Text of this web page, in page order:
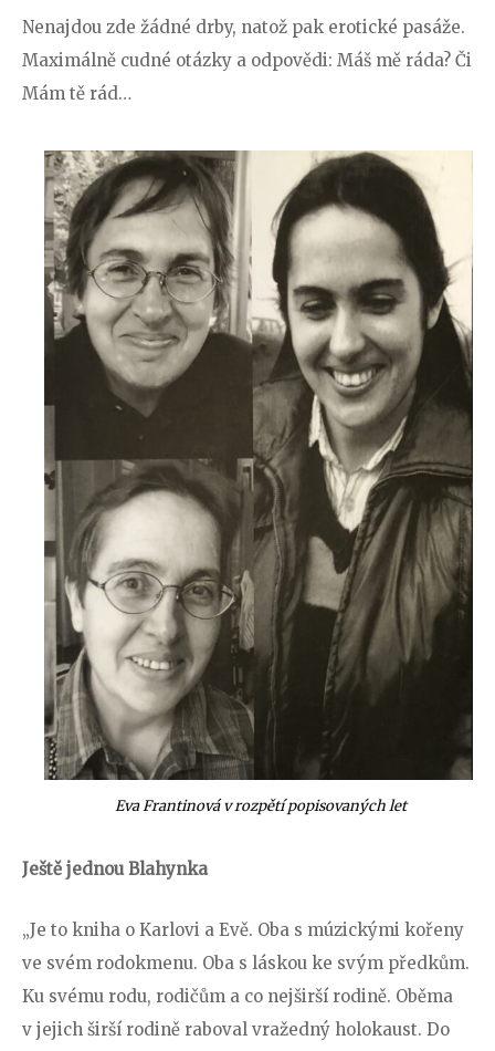
Nenajdou zde žádné drby, natož pak erotické pasáže.
Maximálně cudné otázky a odpovědi: Máš mě ráda? Či
Mám tě rád…
Eva Frantinová v rozpětí popisovaných let
Ještě jednou Blahynka
„Je to kniha o Karlovi a Evě. Oba s múzickými kořeny
ve svém rodokmenu. Oba s láskou ke svým předkům.
Ku svému rodu, rodičům a co nejširší rodině. Oběma
v jejich širší rodině raboval vražedný holokaust. Do